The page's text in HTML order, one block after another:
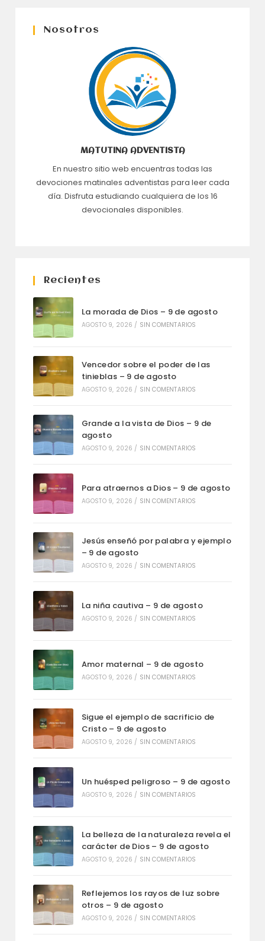
Nosotros
MATUTINA ADVENTISTA
En nuestro sitio web encuentras todas las
devociones matinales adventistas para leer cada
día. Disfruta estudiando cualquiera de los 16
devocionales disponibles.
Recientes
La morada de Dios – 9 de agosto
AGOSTO 9, 2026 / SIN COMENTARIOS
Vencedor sobre el poder de las
tinieblas – 9 de agosto
AGOSTO 9, 2026 / SIN COMENTARIOS
Grande a la vista de Dios – 9 de
agosto
AGOSTO 9, 2026 / SIN COMENTARIOS
Para atraernos a Dios – 9 de agosto
AGOSTO 9, 2026 / SIN COMENTARIOS
Jesús enseñó por palabra y ejemplo
– 9 de agosto
AGOSTO 9, 2026 / SIN COMENTARIOS
La niña cautiva – 9 de agosto
AGOSTO 9, 2026 / SIN COMENTARIOS
Amor maternal – 9 de agosto
AGOSTO 9, 2026 / SIN COMENTARIOS
Sigue el ejemplo de sacrificio de
Cristo – 9 de agosto
AGOSTO 9, 2026 / SIN COMENTARIOS
Un huésped peligroso – 9 de agosto
AGOSTO 9, 2026 / SIN COMENTARIOS
La belleza de la naturaleza revela el
carácter de Dios – 9 de agosto
AGOSTO 9, 2026 / SIN COMENTARIOS
Reflejemos los rayos de luz sobre
otros – 9 de agosto
AGOSTO 9, 2026 / SIN COMENTARIOS